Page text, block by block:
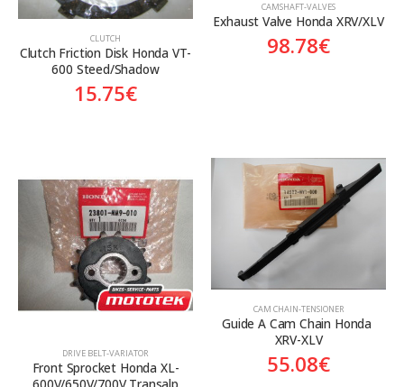
CLUTCH
Clutch Friction Disk Honda VT-
600 Steed/Shadow
15.75€
CAMSHAFT-VALVES
Exhaust Valve Honda XRV/XLV
98.78€
DRIVE BELT-VARIATOR
Front Sprocket Honda XL-
CAM CHAIN-TENSIONER
Guide A Cam Chain Honda
XRV-XLV
55.08€